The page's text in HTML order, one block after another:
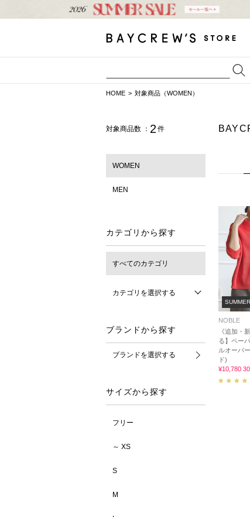
HOME 対象商品（WOMEN）
対象商品数 ： 2 件
WOMEN
MEN
カテゴリから探す
すべてのカテゴリ
カテゴリを選択する
ブランドから探す
ブランドを選択する
サイズから探す
フリー
～ XS
S
M
NOBLE
《追加・
る】ペー
ルオーバ
ド)
¥10,780